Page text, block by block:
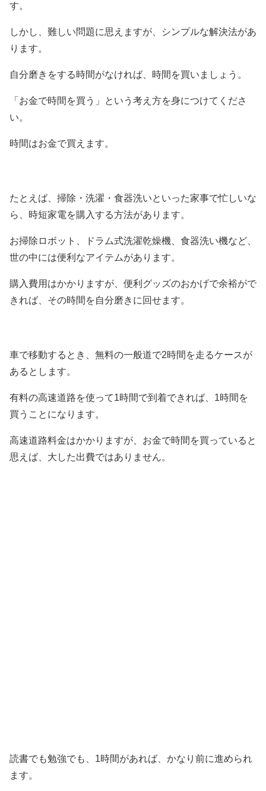
す。
しかし、難しい問題に思えますが、シンプルな解決法があ
ります。
自分磨きをする時間がなければ、時間を買いましょう。
「お金で時間を買う」という考え方を身につけてくださ
い。
時間はお金で買えます。
たとえば、掃除・洗濯・食器洗いといった家事で忙しいな
ら、時短家電を購入する方法があります。
お掃除ロボット、ドラム式洗濯乾燥機、食器洗い機など、
世の中には便利なアイテムがあります。
購入費用はかかりますが、便利グッズのおかげで余裕がで
きれば、その時間を自分磨きに回せます。
車で移動するとき、無料の一般道で2時間を走るケースが
あるとします。
有料の高速道路を使って1時間で到着できれば、1時間を
買うことになります。
高速道路料金はかかりますが、お金で時間を買っていると
思えば、大した出費ではありません。
読書でも勉強でも、1時間があれば、かなり前に進められ
ます。